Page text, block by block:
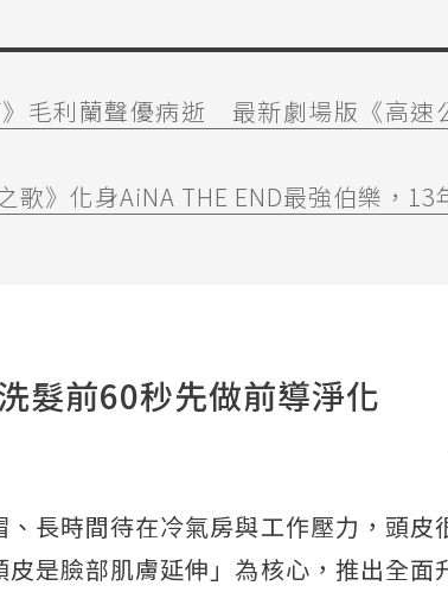
毛利蘭聲優病逝 最新劇場版《高速
》化身AiNA THE END最強伯樂，13
髮前60秒先做前導淨化
長時間待在冷氣房與工作壓力，頭皮
是臉部肌膚延伸」為核心，推出全面